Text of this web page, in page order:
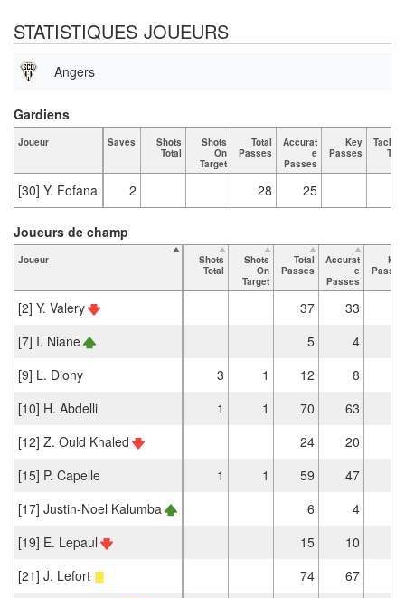
STATISTIQUES JOUEURS
Angers
Joueur Saves
Shots
Total
Shots
On
Target
Total
Passes
Accurat
e
Passes
Key
Passes
[30] Y. Fofana 2 28 25
Gardiens
Joueur
Shots
Total
Shots
On
Target
Total
Passes
Accurat
e
Passes
Key
Passes
[2] Y. Valery 37
33
[7] I. Niane
5
4
[9] L. Diony
3 1 12
8
[10] H. Abdelli
1 1 70 63
[12] Z. Ould Khaled
24
20
[15] P. Capelle
1 1 59
47
[17] Justin-Noel Kalumba
6
4
[19] E. Lepaul
15 10
[21] J. Lefort
74
67
Joueurs de champ